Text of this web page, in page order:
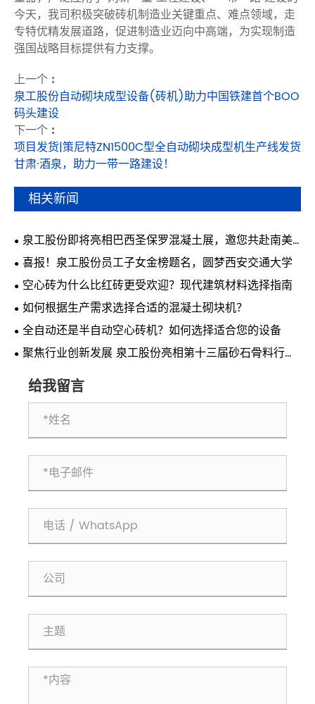
今天，我司积极突破砖机制造业关键重点、难点领域，走
专特优精发展道路，促进制造业迈向中高端，为实现制造
强国战略目标提供有力支撑。
上一个 :
泉工股份自动砌块成型设备(砖机)助力中国铁建首个BOO
码头建设
下一个 :
项目发货|策尼特ZN1500C型全自动砌块成型机生产线发货
甘肃·酒泉，助力一带一路建设！
相关新闻
泉工股份即将亮相巴西圣保罗混凝土展，邀您共赴南美
行业盛会
喜报！泉工股份员工子女金榜题名，圆梦西安交通大学
空心砖为什么比红砖更受欢迎？现代建筑材料选择指南
如何根据生产需求选择合适的混凝土砌块机？
全自动还是半自动空心砖机？如何选择适合您的设备
聚焦行业创新发展 泉工股份亮相第十三届砂石骨料行业
给我留言